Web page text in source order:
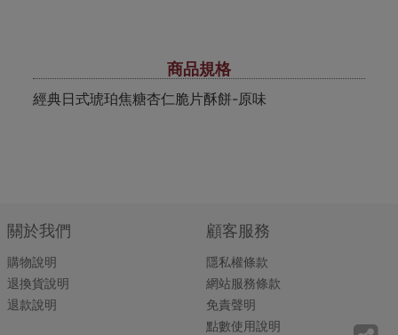
商品規格
經典日式琥珀焦糖杏仁脆片酥餅-原味
關於我們
購物說明
退換貨說明
退款說明
顧客服務
隱私權條款
網站服務條款
免責聲明
點數使用說明